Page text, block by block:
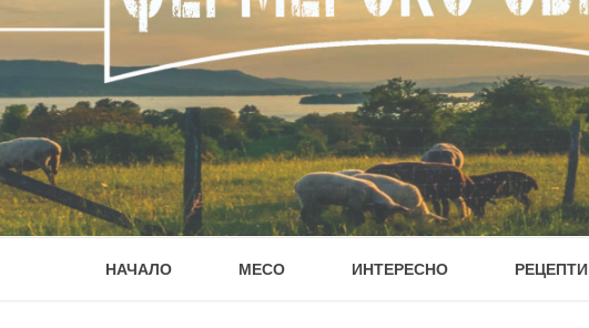
НАЧАЛО МЕСО ИНТЕРЕСНО РЕЦЕПТИ